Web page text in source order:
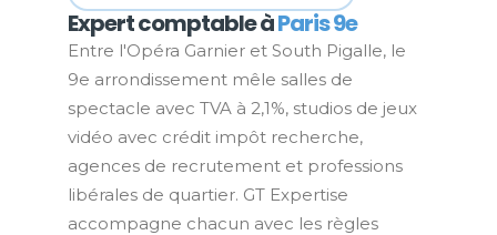
Expert comptable àParis 9e
Entre l'Opéra Garnier et South Pigalle, le
9e arrondissement mêle salles de
spectacle avec TVA à 2,1%, studios de jeux
vidéo avec crédit impôt recherche,
agences de recrutement et professions
libérales de quartier. GT Expertise
accompagne chacun avec les règles